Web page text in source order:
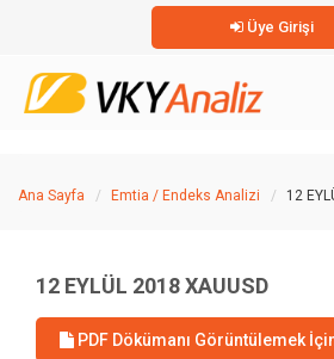
Üye Girişi
Ana Sayfa Emtia / Endeks Analizi 12
12 EYLÜL 2018 XAUUSD
PDF Dökümanı Görüntülemek